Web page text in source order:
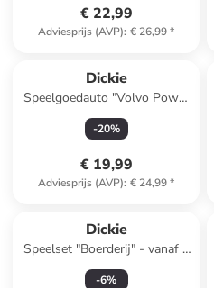
€ 22,99
Adviesprijs (AVP): € 26,99*
Dickie
Speelgoedauto "Volvo Power
Excavator'' grijs/geel - vanaf 3
jaar
-20%
€ 19,99
Adviesprijs (AVP): € 24,99*
Dickie
Speelset "Boerderij" - vanaf 3
jaar
-6%